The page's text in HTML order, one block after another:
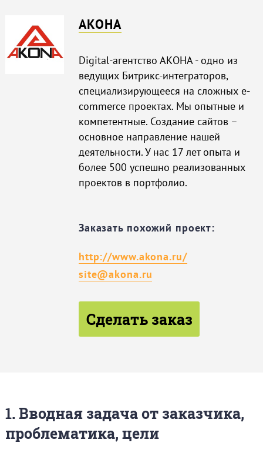
АКОНА
Digital-агентство АКОНА - одно из
ведущих Битрикс-интеграторов,
специализирующееся на сложных e-
commerce проектах. Мы опытные и
компетентные. Создание сайтов –
основное направление нашей
деятельности. У нас 17 лет опыта и
более 500 успешно реализованных
проектов в портфолио.
Заказать похожий проект:
http://www.akona.ru/
site@akona.ru
Сделать заказ
1. Вводная задача от заказчика,
проблематика, цели